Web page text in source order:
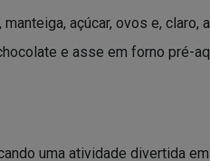
açúcar, ovos e, claro,
e asse em forno pré-
uma atividade divertida